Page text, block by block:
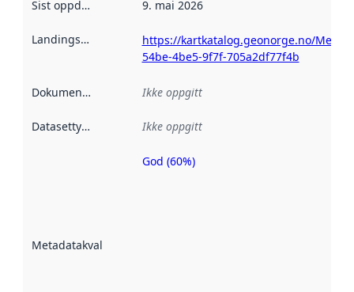
Sist oppdatert 9. mai 2026
Landingsside
https://kartkatalog.geonorge.no/
54be-4be5-9f7f-705a2df77f4b
Dokumentasjon Ikke oppgitt
Datasettype Ikke oppgitt
Metadatakvalitet
Metadatakvalitet
God (60%)